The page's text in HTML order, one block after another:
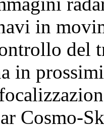
in
del
in
Cosmo-